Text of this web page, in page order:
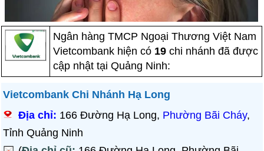
Ngân hàng TMCP Ngoại Thương Việt Nam
Vietcombank hiện có 19 chi nhánh đã được
cập nhật tại Quảng Ninh:
Vietcombank Chi Nhánh Hạ Long
Địa chỉ: 166 Đường Hạ Long, Phường Bãi Cháy,
Tỉnh Quảng Ninh